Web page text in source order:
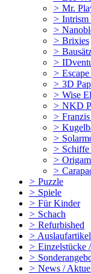
> Mr.
> Intrism
>
> Brixies
>
>
>
> 3D
> Wise
> NKD
>
>
>
>
>
>
> Puzzle
> Spiele
> Für Kinder
> Schach
> Refurbished
> Auslaufartikel
> Einzelstücke
>
> News /